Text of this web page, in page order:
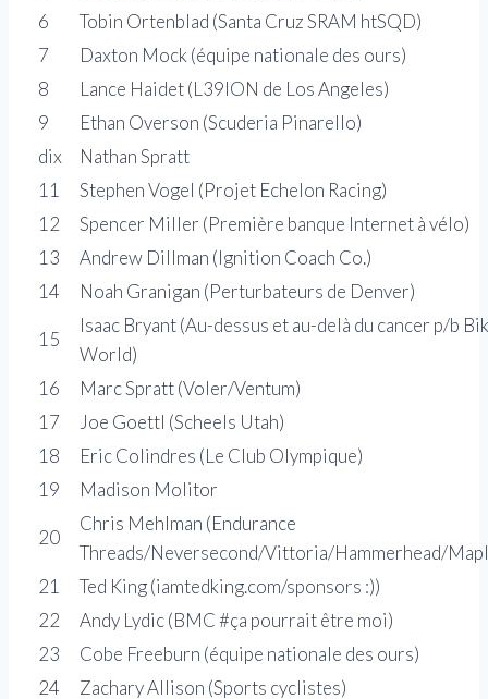
6
Tobin Ortenblad (Santa Cruz SRAM htSQD)
7
Daxton Mock (équipe nationale des ours)
8
Lance Haidet (L39ION de Los Angeles)
9
Ethan Overson (Scuderia Pinarello)
dix
Nathan Spratt
11
Stephen Vogel (Projet Echelon Racing)
12
Spencer Miller (Première banque Internet à vélo)
13
Andrew Dillman (Ignition Coach Co.)
14
Noah Granigan (Perturbateurs de Denver)
15
Isaac Bryant (Au-dessus et au-delà du cancer p/b
World)
16
Marc Spratt (Voler/Ventum)
17
Joe Goettl (Scheels Utah)
18
Eric Colindres (Le Club Olympique)
19
Madison Molitor
20
Chris Mehlman (Endurance
Threads/Neversecond/Vittoria/Hammerhead/
21
Ted King (iamtedking.com/sponsors :))
22
Andy Lydic (BMC #ça pourrait être moi)
23
Cobe Freeburn (équipe nationale des ours)
24
Zachary Allison (Sports cyclistes)